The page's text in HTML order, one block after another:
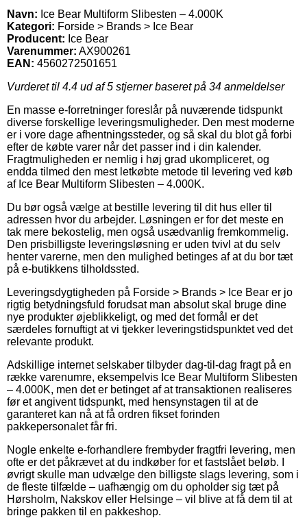
Navn: Ice Bear Multiform Slibesten – 4.000K
Kategori: Forside > Brands > Ice Bear
Producent: Ice Bear
Varenummer: AX900261
EAN: 4560272501651
Vurderet til 4.4 ud af 5 stjerner baseret på 34 anmeldelser
En masse e-forretninger foreslår på nuværende tidspunkt
diverse forskellige leveringsmuligheder. Den mest moderne
er i vore dage afhentningssteder, og så skal du blot gå forbi
efter de købte varer når det passer ind i din kalender.
Fragtmuligheden er nemlig i høj grad ukompliceret, og
endda tilmed den mest letkøbte metode til levering ved køb
af Ice Bear Multiform Slibesten – 4.000K.
Du bør også vælge at bestille levering til dit hus eller til
adressen hvor du arbejder. Løsningen er for det meste en
tak mere bekostelig, men også usædvanlig fremkommelig.
Den prisbilligste leveringsløsning er uden tvivl at du selv
henter varerne, men den mulighed betinges af at du bor tæt
på e-butikkens tilholdssted.
Leveringsdygtigheden på Forside > Brands > Ice Bear er jo
rigtig betydningsfuld forudsat man absolut skal bruge dine
nye produkter øjeblikkeligt, og med det formål er det
særdeles fornuftigt at vi tjekker leveringstidspunktet ved det
relevante produkt.
Adskillige internet selskaber tilbyder dag-til-dag fragt på en
række varenumre, eksempelvis Ice Bear Multiform Slibesten
– 4.000K, men det er betinget af at transaktionen realiseres
før et angivent tidspunkt, med hensynstagen til at de
garanteret kan nå at få ordren fikset forinden
pakkepersonalet får fri.
Nogle enkelte e-forhandlere frembyder fragtfri levering, men
ofte er det påkrævet at du indkøber for et fastslået beløb. I
øvrigt skulle man udvælge den billigste slags levering, som i
de fleste tilfælde – uafhængig om du opholder sig tæt på
Hørsholm, Nakskov eller Helsinge – vil blive at få dem til at
bringe pakken til en pakkeshop.